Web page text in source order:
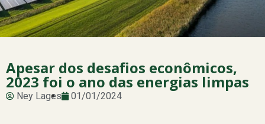
Apesar dos desafios econômicos,
2023 foi o ano das energias limpas
Ney Lages 01/01/2024